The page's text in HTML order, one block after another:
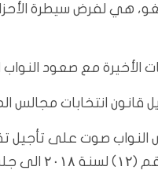
هي لفرض سيطرة
مع صعود النواب
قانون انتخابات مجالس
النواب صوت على تأجيل